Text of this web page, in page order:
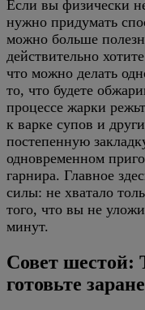
Если вы физически
нужно придумать
можно больше
действительно
что можно делать
то, что будете
процессе жарки
к варке супов и
постепенную
одновременном
гарнира. Главное
силы: не хватало
того, что вы не
минут.
Совет
готовьте